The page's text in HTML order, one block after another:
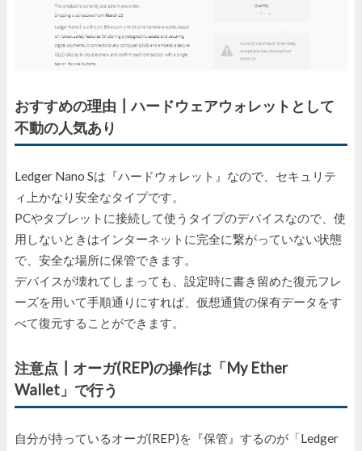
おすすめの理由┃ハードウェアウォレットとして
不動の人気あり
Ledger Nano Sは『ハードウォレット』なので、セキュリテ
ィ上かなり安全なタイプです。
PCやタブレットに接続して使うタイプのデバイスなので、使
用しないときはインターネットに完全に繋がっていない状態
で、安全な場所に保管できます。
デバイスが壊れてしまっても、設定時に書き留めた復元フレ
ーズを用いて手順通りにすれば、仮想通貨の保有データをす
べて復元することができます。
注意点┃オーガ(REP)の操作は「My Ether
Wallet」で行う
自分が持っているオーガ(REP)を『保管』するのが「Ledger